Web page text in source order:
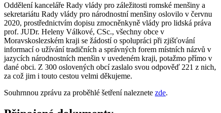
Oddělení kanceláře Rady vlády pro záležitosti romské menšiny a
sekretariátu Rady vlády pro národnostní menšiny oslovilo v červnu
2020, prostřednictvím dopisu zmocněnkyně vlády pro lidská práva
prof. JUDr. Heleny Válkové, CSc., všechny obce v
Moravskoslezském kraji se žádostí o spolupráci při zjišťování
informací o užívání tradičních a správných forem místních názvů v
jazycích národnostních menšin v uvedeném kraji, potažmo přímo v
dané obci. Z 300 oslovených obcí zaslalo svou odpověď 221 z nich,
za což jim i touto cestou velmi děkujeme.
Souhrnnou zprávu za proběhlé šetření naleznete zde.